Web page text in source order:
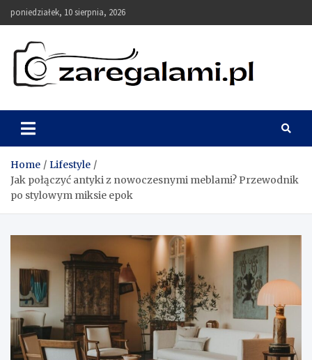
to
poniedziałek, 10 sierpnia, 2026
zaregalami.pl
Home
Lifestyle
Jak połączyć antyki z nowoczesnymi meblami? Przewodnik
po stylowym miksie epok